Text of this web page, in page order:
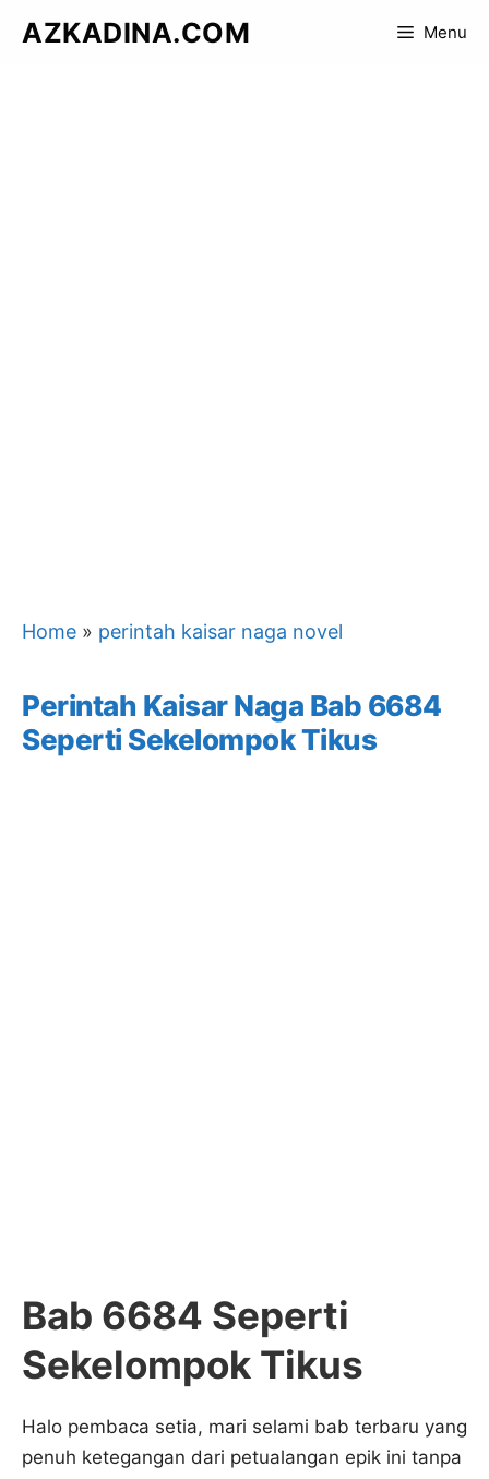
AZKADINA.COM Menu
Home » perintah kaisar naga novel
Perintah Kaisar Naga Bab 6684
Seperti Sekelompok Tikus
Bab 6684 Seperti
Sekelompok Tikus
Halo pembaca setia, mari selami bab terbaru yang
penuh ketegangan dari petualangan epik ini tanpa